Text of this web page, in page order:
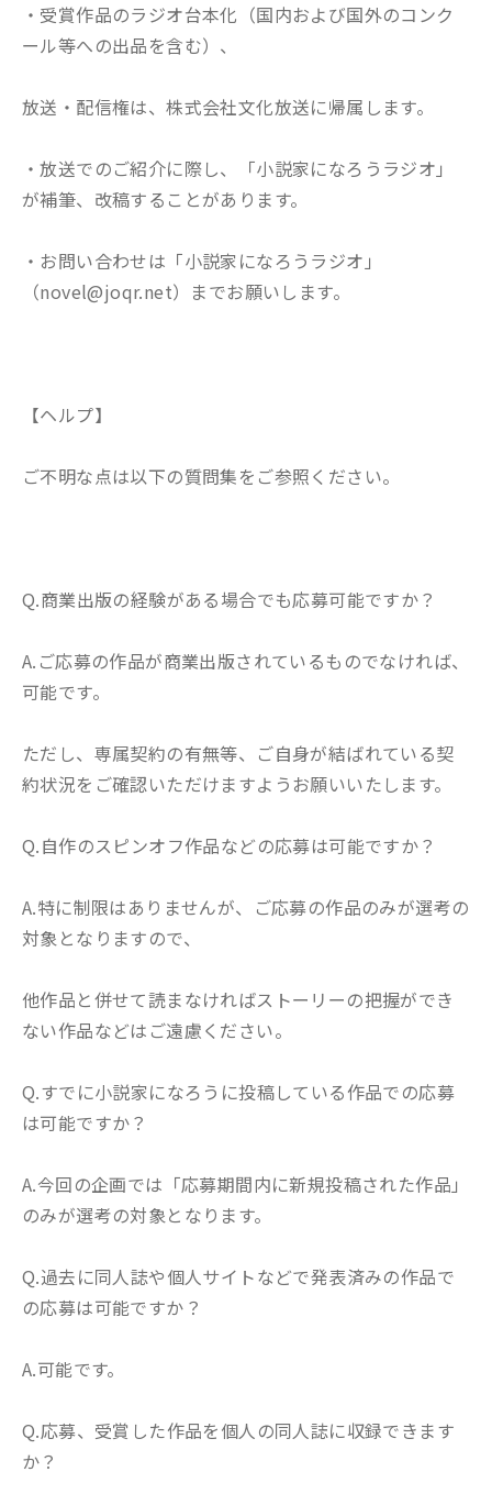
・受賞作品のラジオ台本化（国内および国外のコンク
ール等への出品を含む）、
放送・配信権は、株式会社文化放送に帰属します。
・放送でのご紹介に際し、「小説家になろうラジオ」
が補筆、改稿することがあります。
・お問い合わせは「小説家になろうラジオ」
（novel@joqr.net）までお願いします。
【ヘルプ】
ご不明な点は以下の質問集をご参照ください。
Q.商業出版の経験がある場合でも応募可能ですか？
A.ご応募の作品が商業出版されているものでなければ、
可能です。
ただし、専属契約の有無等、ご自身が結ばれている契
約状況をご確認いただけますようお願いいたします。
Q.自作のスピンオフ作品などの応募は可能ですか？
A.特に制限はありませんが、ご応募の作品のみが選考の
対象となりますので、
他作品と併せて読まなければストーリーの把握ができ
ない作品などはご遠慮ください。
Q.すでに小説家になろうに投稿している作品での応募
は可能ですか？
A.今回の企画では「応募期間内に新規投稿された作品」
のみが選考の対象となります。
Q.過去に同人誌や個人サイトなどで発表済みの作品で
の応募は可能ですか？
A.可能です。
Q.応募、受賞した作品を個人の同人誌に収録できます
か？